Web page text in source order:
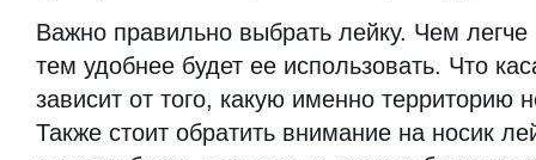
Важно правильно выбрать лейку. Чем легче
тем удобнее будет ее использовать. Что
зависит от того, какую именно территорию
Также стоит обратить внимание на носик